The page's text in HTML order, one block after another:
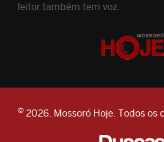
leitor também tem voz.
© 2026. Mossoró Hoje. Todos os